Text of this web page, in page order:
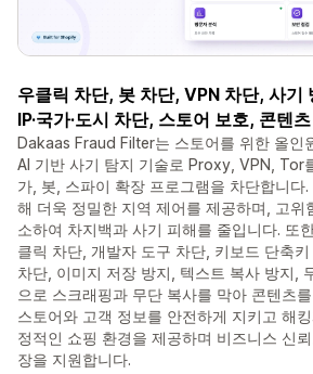
우클릭 차단, 봇 차단, VPN 차단, 사기
IP·국가·도시 차단, 스토어 보호, 콘텐
Dakaas Fraud Filter는 스토어를 위한 올인
AI 기반 사기 탐지 기술로 Proxy, VPN, Tor
가, 봇, 스파이 확장 프로그램을 차단합니다
해 더욱 정밀한 지역 제어를 제공하며, 고위
소하여 차지백과 사기 피해를 줄입니다. 또
클릭 차단, 개발자 도구 차단, 키보드 단축
차단, 이미지 저장 방지, 텍스트 복사 방지,
으로 스크래핑과 무단 복사를 막아 콘텐츠
스토어와 고객 정보를 안전하게 지키고 해
정적인 쇼핑 환경을 제공하며 비즈니스 신
장을 지원합니다.